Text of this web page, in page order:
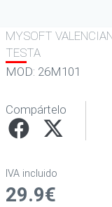
MYSOFT
TESTA
MOD: 26M101
Compártelo
IVA incluido
29.9€